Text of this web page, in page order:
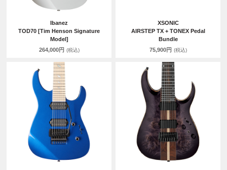
Ibanez
TOD70 [Tim Henson Signature
Model]
264,000円 (税込)
XSONIC
AIRSTEP TX + TONEX Pedal
Bundle
75,900円 (税込)